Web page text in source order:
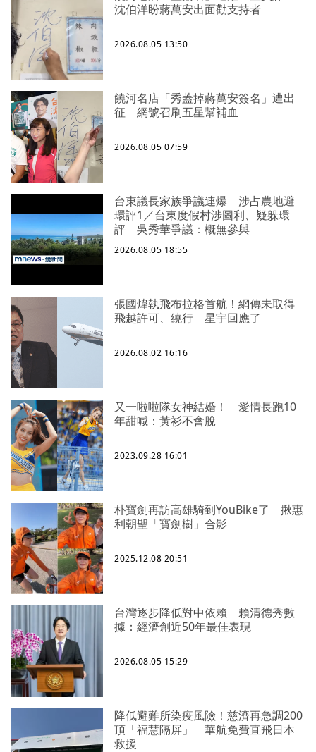
沈伯洋盼蔣萬安出面勸支持者
2026.08.05 13:50
饒河名店「秀蓋掉蔣萬安簽名」遭出
征 網號召刷五星幫補血
2026.08.05 07:59
台東議長家族爭議連爆 涉占農地避
環評1／台東度假村涉圖利、疑躲環
評 吳秀華爭議：概無參與
2026.08.05 18:55
張國煒執飛布拉格首航！網傳未取得
飛越許可、繞行 星宇回應了
2026.08.02 16:16
又一啦啦隊女神結婚！ 愛情長跑10
年甜喊：黃衫不會脫
2023.09.28 16:01
朴寶劍再訪高雄騎到YouBike了 揪惠
利朝聖「寶劍樹」合影
2025.12.08 20:51
台灣逐步降低對中依賴 賴清德秀數
據：經濟創近50年最佳表現
2026.08.05 15:29
降低避難所染疫風險！慈濟再急調200
頂「福慧隔屏」 華航免費直飛日本
救援